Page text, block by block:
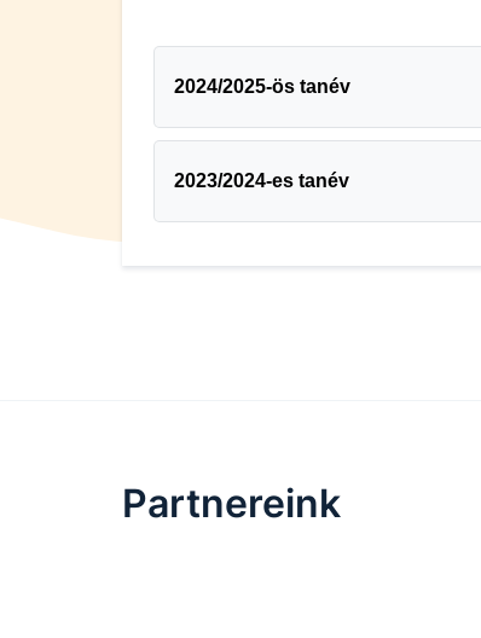
2024/2025-ös tanév
2023/2024-es tanév
Partnereink